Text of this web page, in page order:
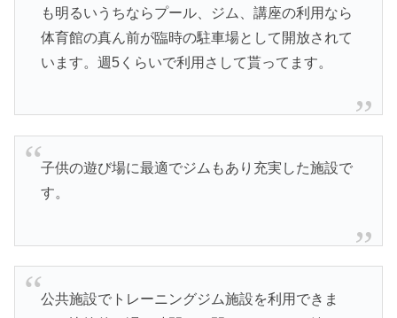
も明るいうちならプール、ジム、講座の利用なら
体育館の真ん前が臨時の駐車場として開放されて
います。週5くらいで利用さして貰ってます。
子供の遊び場に最適でジムもあり充実した施設で
す。
公共施設でトレーニングジム施設を利用できま